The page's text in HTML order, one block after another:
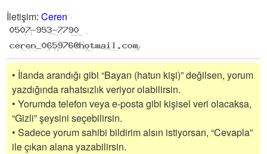
İletişim:Ceren
• İlanda arandığı gibi “Bayan (hatun kişi)” değilsen, yorum
yazdığında rahatsızlık veriyor olabilirsin.
• Yorumda telefon veya e-posta gibi kişisel veri olacaksa,
“Gizli” şeysini seçebilirsin.
• Sadece yorum sahibi bildirim alsın istiyorsan, “Cevapla”
ile çıkan alana yazabilirsin.